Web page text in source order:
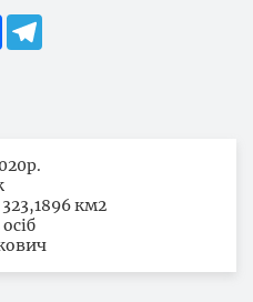
Facebook
км2